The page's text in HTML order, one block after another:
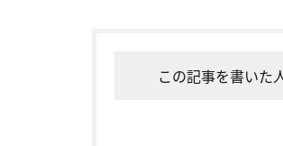
この記事を書いた